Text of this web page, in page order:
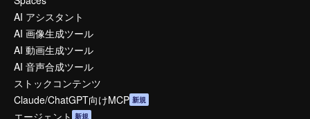
AI アシスタント
AI 画像生成ツール
AI 動画生成ツール
AI 音声合成ツール
ストックコンテンツ
Claude/ChatGPT向けMCP 新規
エージェント 新規